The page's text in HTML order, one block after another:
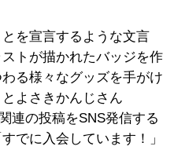
を宣言するような文言
トが描かれたバッジを作
る様々なグッズを手がけ
よさきかんじさん
連の投稿をSNS発信する
でに入会しています！」